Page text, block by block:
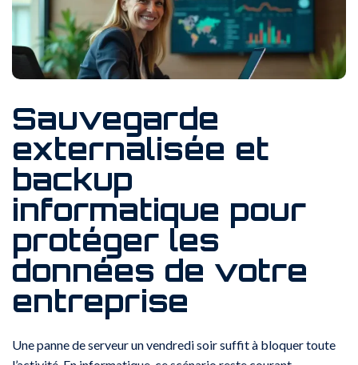
Sauvegarde
externalisée et
backup
informatique pour
protéger les
données de votre
entreprise
Une panne de serveur un vendredi soir suffit à bloquer toute